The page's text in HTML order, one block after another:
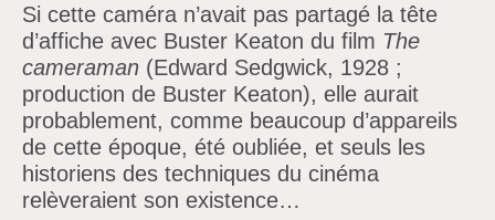
Si cette caméra n’avait pas partagé la tête
d’affiche avec Buster Keaton du film The
cameraman (Edward Sedgwick, 1928 ;
production de Buster Keaton), elle aurait
probablement, comme beaucoup d’appareils
de cette époque, été oubliée, et seuls les
historiens des techniques du cinéma
relèveraient son existence…